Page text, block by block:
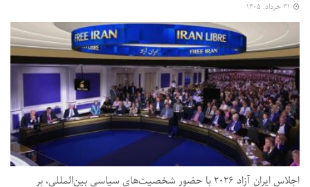
اجلاس ایران آزاد ۲۰۲۶ با حضور شخصیت‌های سیاسی بین‌المللی، بر